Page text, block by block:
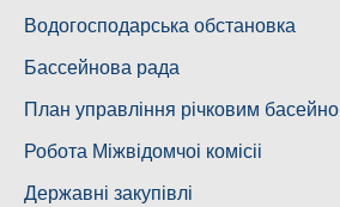
Снігурівська дільниця
Дільниця з обслуговування
водоочисних установок
Режими роботи водних об’єктів
Водогосподарська обстановка
Бассейнова рада
Басейнова рада Південного Бугу
Басейнова рада нижнього Дніпра
Басейнова рада річок
План управління річковим
Робота Міжвідомчоі комісіі
Державні закупівлі